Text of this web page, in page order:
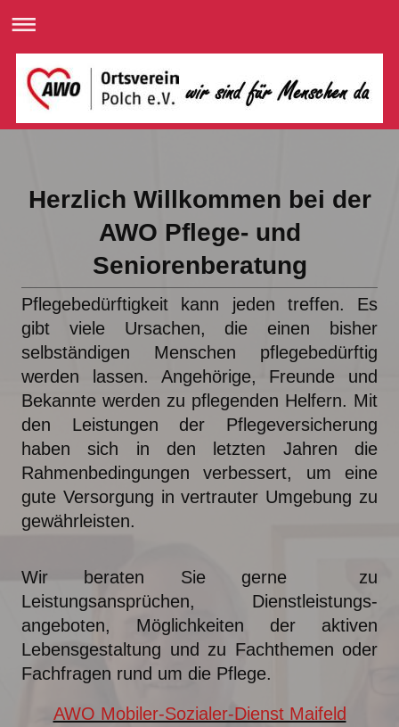
Herzlich Willkommen bei der
AWO Pflege- und
Seniorenberatung
Pflegebedürftigkeit kann jeden treffen. Es
gibt viele Ursachen, die einen bisher
selbständigen Menschen pflegebedürftig
werden lassen. Angehörige, Freunde und
Bekannte werden zu pflegenden Helfern. Mit
den Leistungen der Pflegeversicherung
haben sich in den letzten Jahren die
Rahmenbedingungen verbessert, um eine
gute Versorgung in vertrauter Umgebung zu
gewährleisten.
Wir beraten Sie gerne zu
Leistungsansprüchen, Dienstleistungs-
angeboten, Möglichkeiten der aktiven
Lebensgestaltung und zu Fachthemen oder
Fachfragen rund um die Pflege.
AWO Mobiler-Sozialer-Dienst Maifeld